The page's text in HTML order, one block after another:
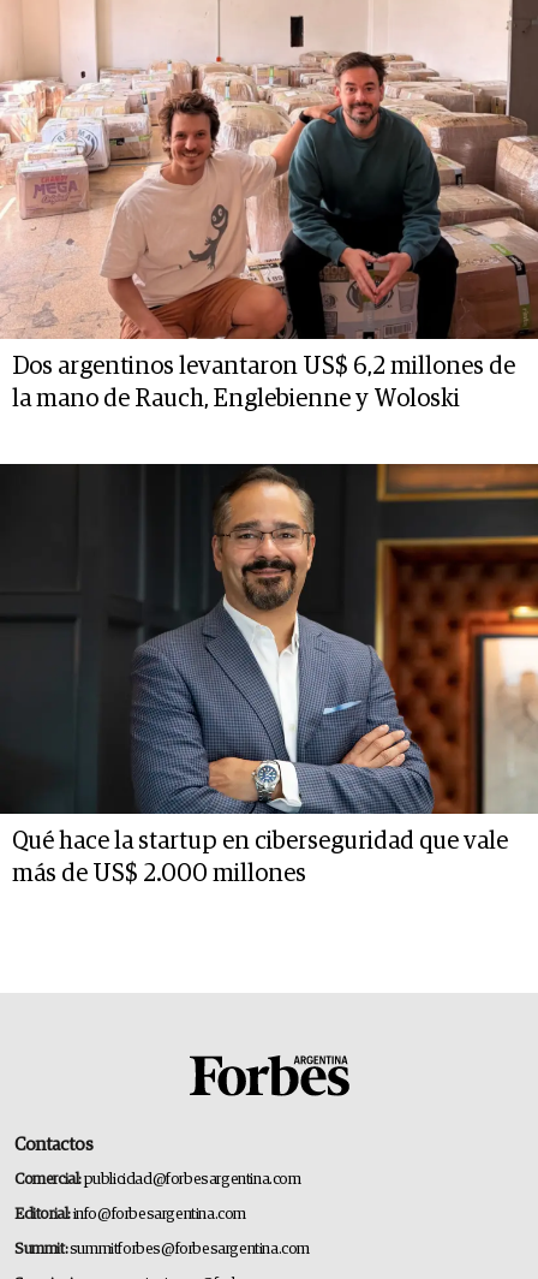
Dos argentinos levantaron US$ 6,2 millones de
la mano de Rauch, Englebienne y Woloski
Qué hace la startup en ciberseguridad que vale
más de US$ 2.000 millones
Contactos
Comercial:publicidad@forbesargentina.com
Editorial:info@forbesargentina.com
Summit:summitforbes@forbesargentina.com